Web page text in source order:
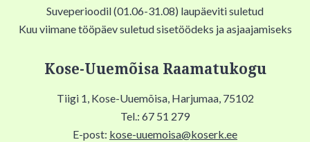
Suveperioodil (01.06-31.08) laupäeviti suletud
Kuu viimane tööpäev suletud sisetöödeks ja asjaajamiseks
Kose-Uuemõisa Raamatukogu
Tiigi 1, Kose-Uuemõisa, Harjumaa, 75102
Tel.: 67 51 279
E-post: kose-uuemoisa@koserk.ee